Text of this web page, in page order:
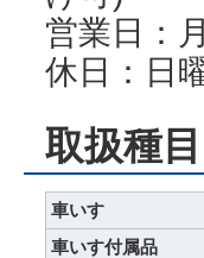
営業日：
休日：日
取扱種目
車いす
車いす付属品